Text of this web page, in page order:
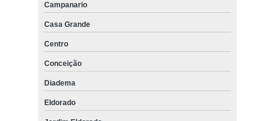
Campanario
Casa Grande
Centro
Conceição
Diadema
Eldorado